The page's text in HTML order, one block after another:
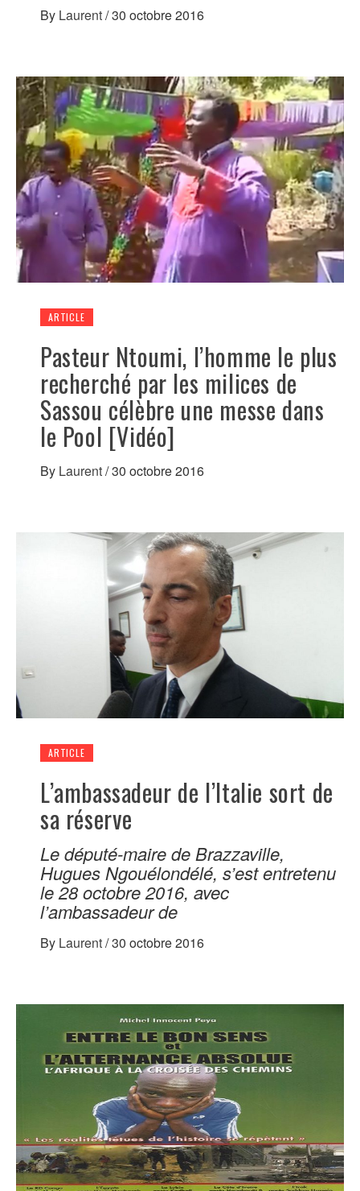
By Laurent/30 octobre 2016
ARTICLE
Pasteur Ntoumi, l’homme le plus
recherché par les milices de
Sassou célèbre une messe dans
le Pool [Vidéo]
By Laurent/30 octobre 2016
ARTICLE
L’ambassadeur de l’Italie sort de
sa réserve
Le député-maire de Brazzaville,
Hugues Ngouélondélé, s’est entretenu
le 28 octobre 2016, avec
l’ambassadeur de
By Laurent/30 octobre 2016